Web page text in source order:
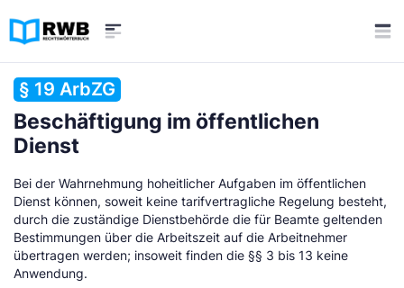
§ 19 ArbZG
Beschäftigung im öffentlichen
Dienst
Bei der Wahrnehmung hoheitlicher Aufgaben im öffentlichen
Dienst können, soweit keine tarifvertragliche Regelung besteht,
durch die zuständige Dienstbehörde die für Beamte geltenden
Bestimmungen über die Arbeitszeit auf die Arbeitnehmer
übertragen werden; insoweit finden die §§ 3 bis 13 keine
Anwendung.